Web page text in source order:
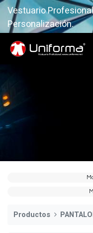
Vestuario
Personalización.
Productos